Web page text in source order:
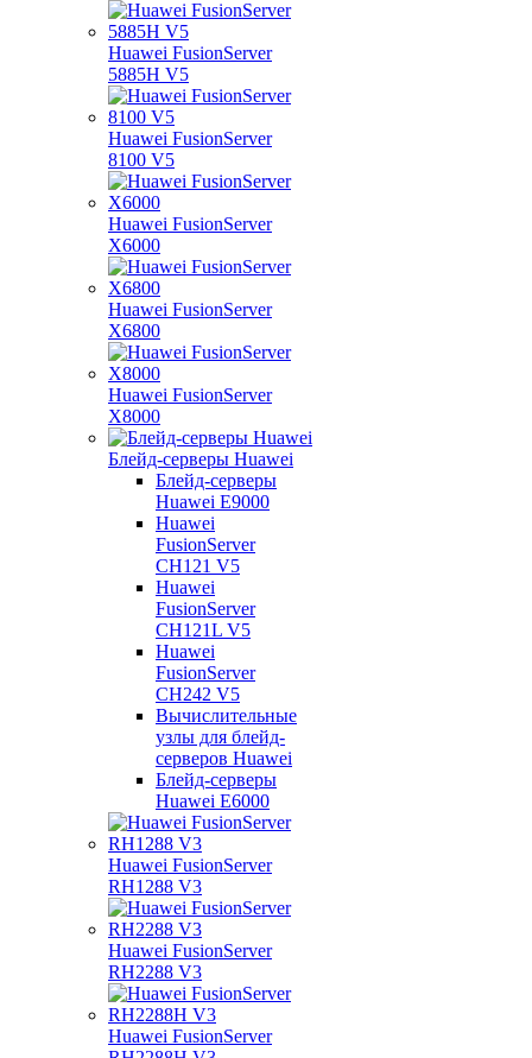
Huawei FusionServer
5885H V5
Huawei FusionServer
8100 V5
Huawei FusionServer
X6000
Huawei FusionServer
X6800
Huawei FusionServer
X8000
Блейд-серверы Huawei
Блейд-серверы
Huawei E9000
Huawei
FusionServer
CH121 V5
Huawei
FusionServer
CH121L V5
Huawei
FusionServer
CH242 V5
Вычислительные
узлы для блейд-
серверов Huawei
Блейд-серверы
Huawei E6000
Huawei FusionServer
RH1288 V3
Huawei FusionServer
RH2288 V3
Huawei FusionServer